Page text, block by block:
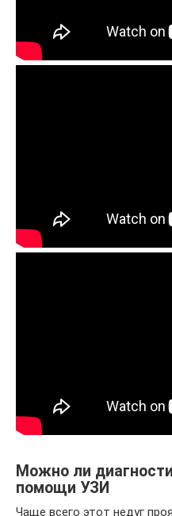
Можно ли
помощи УЗИ
Чаще всего этот недуг